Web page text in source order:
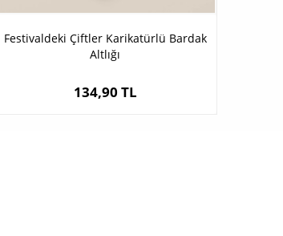
Festivaldeki Çiftler Karikatürlü Bardak
Altlığı
134,90 TL